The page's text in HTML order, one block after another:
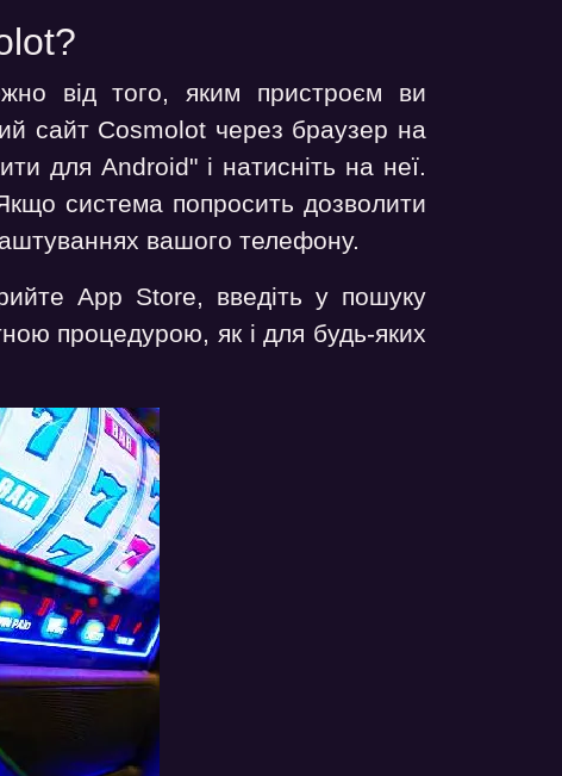
від того, яким пристроєм ви
сайт Cosmolot через браузер на
для Android" і натисніть на неї.
система попросить дозволити
вашого телефону.
App Store, введіть у пошуку
процедурою, як і для будь-яких